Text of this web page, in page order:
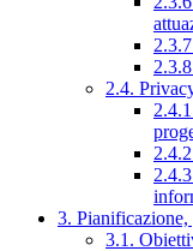
2.4.
3. Pianificazione,
3.1.